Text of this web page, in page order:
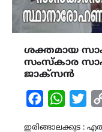
ശക്തമായ
സംസ്കാര
ജാക്സൻ
Facebook
ഇരിങ്ങാലക്കുട :